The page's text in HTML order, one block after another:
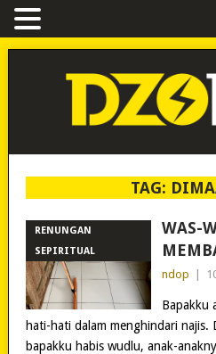
TAG:
RENUNGAN
SEPIRITUAL
WAS-
ndop
Bapakku
hati-hati dalam menghindari najis.
bapakku habis wudlu, anak-